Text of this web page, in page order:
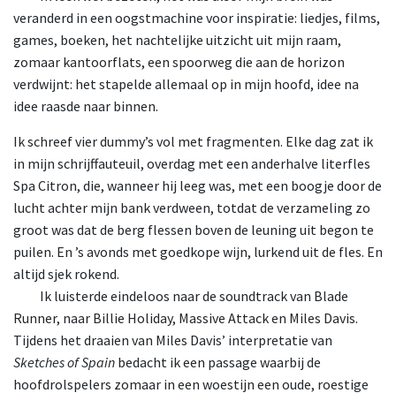
veranderd in een oogstmachine voor inspiratie: liedjes, films,
games, boeken, het nachtelijke uitzicht uit mijn raam,
zomaar kantoorflats, een spoorweg die aan de horizon
verdwijnt: het stapelde allemaal op in mijn hoofd, idee na
idee raasde naar binnen.
Ik schreef vier dummy’s vol met fragmenten. Elke dag zat ik
in mijn schrijffauteuil, overdag met een anderhalve literfles
Spa Citron, die, wanneer hij leeg was, met een boogje door de
lucht achter mijn bank verdween, totdat de verzameling zo
groot was dat de berg flessen boven de leuning uit begon te
puilen. En ’s avonds met goedkope wijn, lurkend uit de fles. En
altijd sjek rokend.
Ik luisterde eindeloos naar de soundtrack van Blade
Runner, naar Billie Holiday, Massive Attack en Miles Davis.
Tijdens het draaien van Miles Davis’ interpretatie van
Sketches of Spain bedacht ik een passage waarbij de
hoofdrolspelers zomaar in een woestijn een oude, roestige